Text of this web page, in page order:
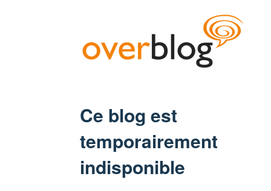
Ce blog est
temporairement
indisponible